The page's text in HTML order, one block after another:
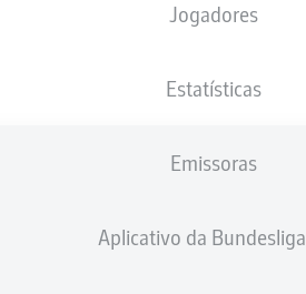
Jogadores
Estatísticas
Emissoras
Aplicativo da Bundesliga
45' +4'
SIGNAL IDUNA PARK
Publicidade